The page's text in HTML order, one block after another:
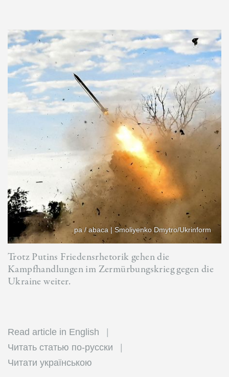
pa / abaca | Smoliyenko Dmytro/Ukrinform
Trotz Putins Friedensrhetorik gehen die
Kampfhandlungen im Zermürbungskrieg gegen die
Ukraine weiter.
Read article in English
Читать статью по-русски
Читати українською